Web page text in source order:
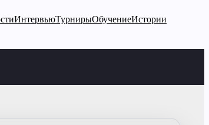
ИнтервьюТурнирыОбучениеИстории